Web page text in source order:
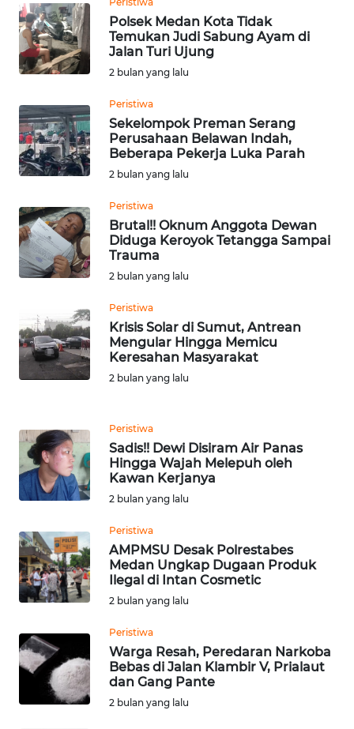
Polsek Medan Kota Tidak
Temukan Judi Sabung Ayam di
Jalan Turi Ujung
2 bulan yang lalu
Peristiwa
Sekelompok Preman Serang
Perusahaan Belawan Indah,
Beberapa Pekerja Luka Parah
2 bulan yang lalu
Peristiwa
Brutal!! Oknum Anggota Dewan
Diduga Keroyok Tetangga Sampai
Trauma
2 bulan yang lalu
Peristiwa
Krisis Solar di Sumut, Antrean
Mengular Hingga Memicu
Keresahan Masyarakat
2 bulan yang lalu
Peristiwa
Sadis!! Dewi Disiram Air Panas
Hingga Wajah Melepuh oleh
Kawan Kerjanya
2 bulan yang lalu
Peristiwa
AMPMSU Desak Polrestabes
Medan Ungkap Dugaan Produk
Ilegal di Intan Cosmetic
2 bulan yang lalu
Peristiwa
Warga Resah, Peredaran Narkoba
Bebas di Jalan Klambir V, Prialaut
dan Gang Pante
2 bulan yang lalu
INDRAMAYU
WN
KUNINGAN
WN
MAJALENGKA
WN
SUBANG
WN
SUKABUMI
WN
WN
PRIANGAN
TIMUR
SEMARANG
WN
SOLO
WN
BOROBUDUR
WN
MADURA
WN
SURABAYA
WN